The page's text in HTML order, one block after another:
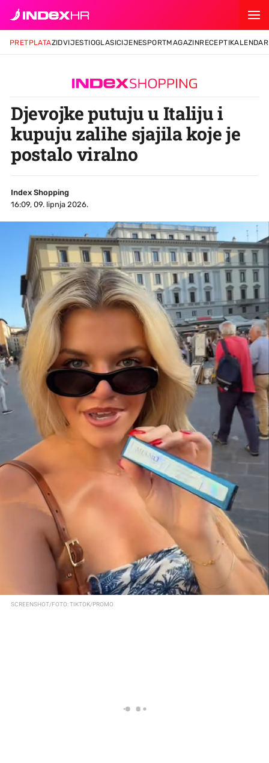
PRETPLATAZIDVIJESTIOGLASICIJENESPORTMAGAZINRECEPTIKALENDAR
Djevojke putuju u Italiju i
kupuju zalihe sjajila koje je
postalo viralno
Index Shopping
16:09, 09. lipnja 2026.
SCREENSHOT/FOTO: TIKTOK/PROMO